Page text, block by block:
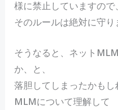
様に禁止していますので、
そのルールは絶対に守り
そうなると、ネット
か、と、
落胆してしまったかもし
MLMについて理解して